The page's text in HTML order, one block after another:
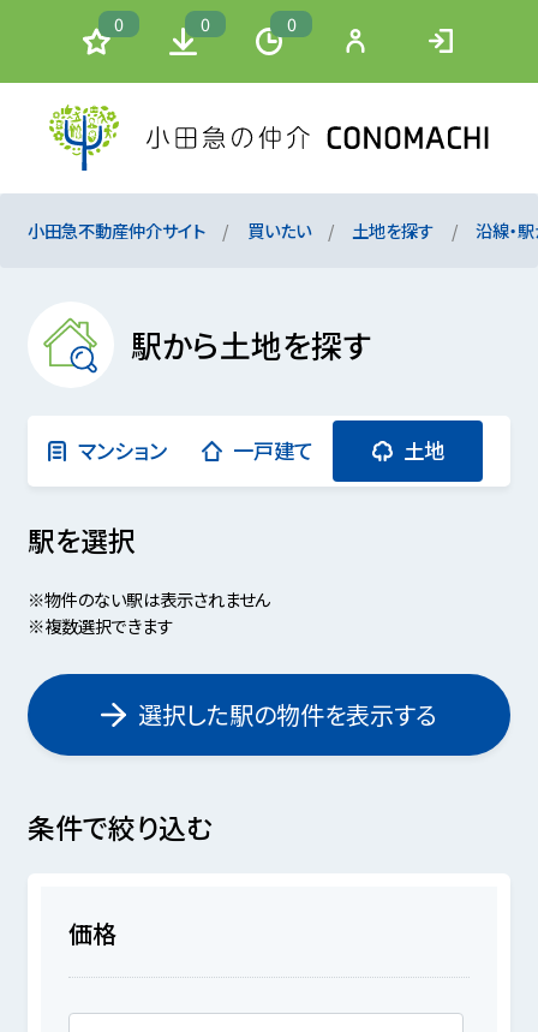
0 0 0
小田急不動産仲介サイト 買いたい 土地を探す 沿線・
駅から土地を探す
マンション 一戸建て 土地
駅を選択
※物件のない駅は表示されません
※複数選択できます
選択した駅の物件を表示する
条件で絞り込む
価格